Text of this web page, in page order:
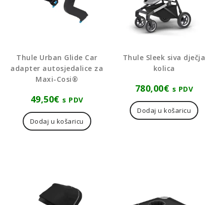
Thule Urban Glide Car
adapter autosjedalice za
Maxi-Cosi®
49,50€ s PDV
Dodaj u košaricu
Thule Sleek siva dječja
kolica
780,00€ s PDV
Dodaj u košaricu